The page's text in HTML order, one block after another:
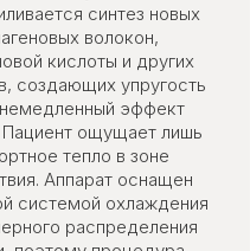
синтез новых
волокон,
кислоты и других
создающих упругость
эффект
Пациент ощущает лишь
тепло в зоне
Аппарат оснащен
системой охлаждения
распределения